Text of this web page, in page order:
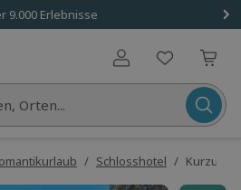
9.000 Erlebnisse
Benutzerkonto
Orten...
/ Schlosshotel /